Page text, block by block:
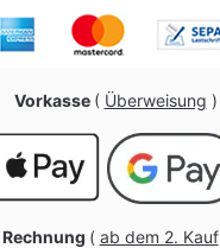
Vorkasse ( Überweisung )
Rechnung ( ab dem 2. Kauf